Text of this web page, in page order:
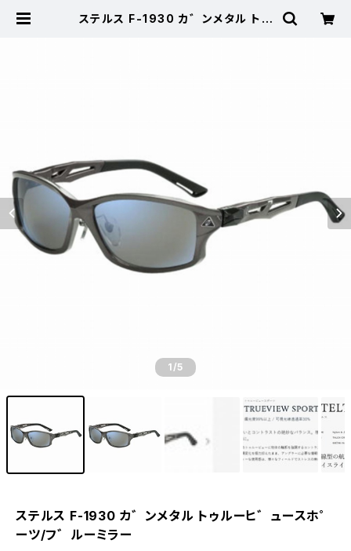
ステルス F-1930 カ゛ンメタル トゥ
1/5
ステルス F-1930 カ゛ンメタル トゥルーヒ゛ュースホ゜
ーツ/フ゛ルーミラー